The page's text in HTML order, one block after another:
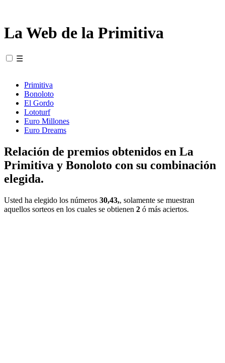
La Web de la Primitiva
☰
Primitiva
Bonoloto
El Gordo
Lototurf
Euro Millones
Euro Dreams
Relación de premios obtenidos en La
Primitiva y Bonoloto con su combinación
elegida.
Usted ha elegido los números 30,43,, solamente se muestran
aquellos sorteos en los cuales se obtienen 2 ó más aciertos.